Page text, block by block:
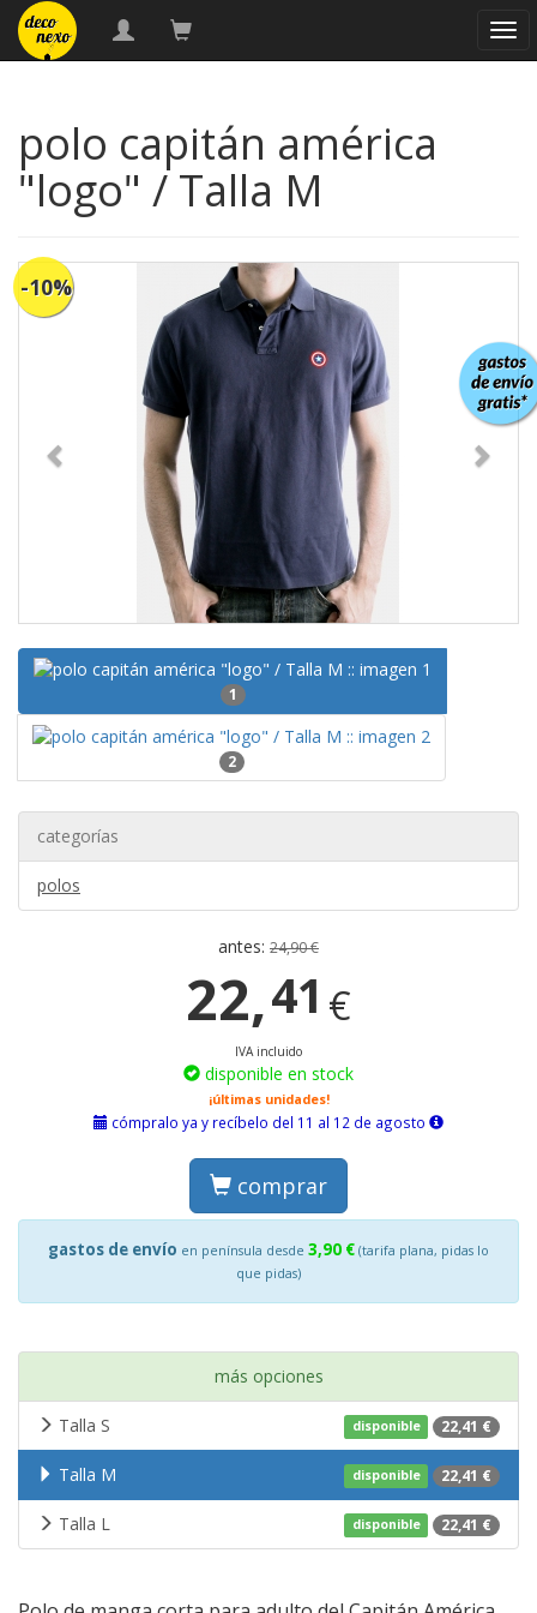
polo capitán américa
"logo" / Talla M
-10%
1
2
categorías
polos
antes: 24,90 €
22,41 €
IVA incluido
disponible en stock
¡últimas unidades!
cómpralo ya y recíbelo del 11 al 12 de agosto
comprar
gastos de envío en península desde 3,90 € (tarifa plana, pidas lo
que pidas)
más opciones
disponible 22,41 €
Talla S
disponible 22,41 €
Talla M
disponible 22,41 €
Talla L